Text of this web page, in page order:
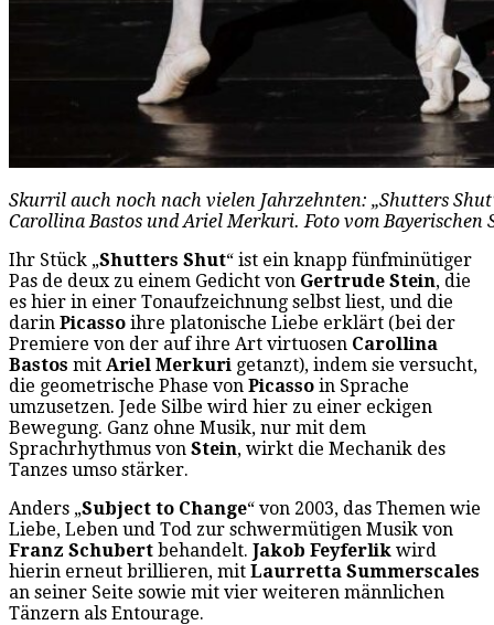
Skurril auch noch nach vielen Jahrzehnten: „Shutters
Carollina Bastos und Ariel Merkuri. Foto vom
Ihr Stück „Shutters Shut“ ist ein knapp fünfminütiger
Pas de deux zu einem Gedicht von Gertrude Stein, die
es hier in einer Tonaufzeichnung selbst liest, und die
darin Picasso ihre platonische Liebe erklärt (bei der
Premiere von der auf ihre Art virtuosen Carollina
Bastos mit Ariel Merkuri getanzt), indem sie versucht,
die geometrische Phase von Picasso in Sprache
umzusetzen. Jede Silbe wird hier zu einer eckigen
Bewegung. Ganz ohne Musik, nur mit dem
Sprachrhythmus von Stein, wirkt die Mechanik des
Tanzes umso stärker.
Anders „Subject to Change“ von 2003, das Themen wie
Liebe, Leben und Tod zur schwermütigen Musik von
Franz Schubert behandelt. Jakob Feyferlik wird
hierin erneut brillieren, mit Laurretta Summerscales
an seiner Seite sowie mit vier weiteren männlichen
Tänzern als Entourage.